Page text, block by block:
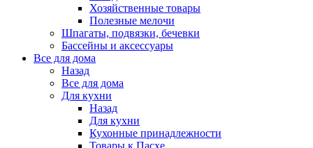
Хозяйственные товары
Полезные мелочи
Шпагаты, подвязки, бечевки
Бассейны и аксессуары
Все для дома
Назад
Все для дома
Для кухни
Назад
Для кухни
Кухонные принадлежности
Товары к Пасхе